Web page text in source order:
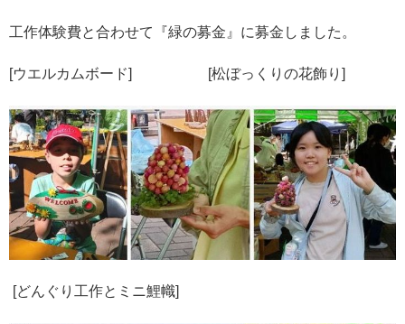
工作体験費と合わせて『緑の募金』に募金しました。
[ウエルカムボード] [松ぼっくりの花飾り]
[どんぐり工作とミニ鯉幟]